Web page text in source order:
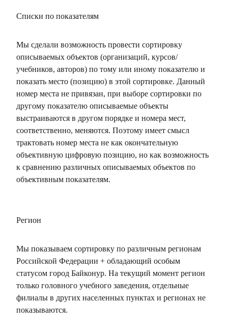
Списки по показателям
Мы сделали возможность провести сортировку
описываемых объектов (организаций, курсов/
учебников, авторов) по тому или иному показателю и
показать место (позицию) в этой сортировке. Данный
номер места не привязан, при выборе сортировки по
другому показателю описываемые объекты
выстраиваются в другом порядке и номера мест,
соответственно, меняются. Поэтому имеет смысл
трактовать номер места не как окончательную
объективную цифровую позицию, но как возможность
к сравнению различных описываемых объектов по
объективным показателям.
Регион
Мы показываем сортировку по различным регионам
Российской Федерации + обладающий особым
статусом город Байконур. На текущий момент регион
только головного учебного заведения, отдельные
филиалы в других населенных пунктах и регионах не
показываются.